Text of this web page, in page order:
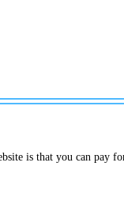
is that you can pay